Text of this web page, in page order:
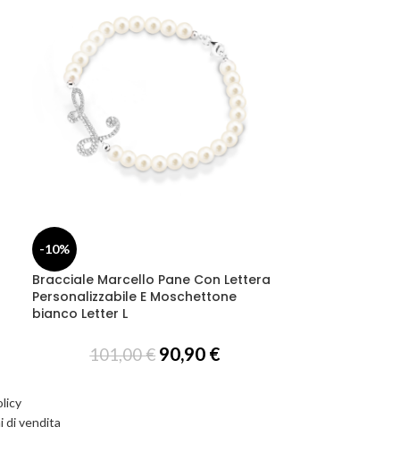
-10%
Bracciale Marcello Pane Con Lettera
Personalizzabile E Moschettone
bianco Letter L
101,00€ 90,90 €
di vendita